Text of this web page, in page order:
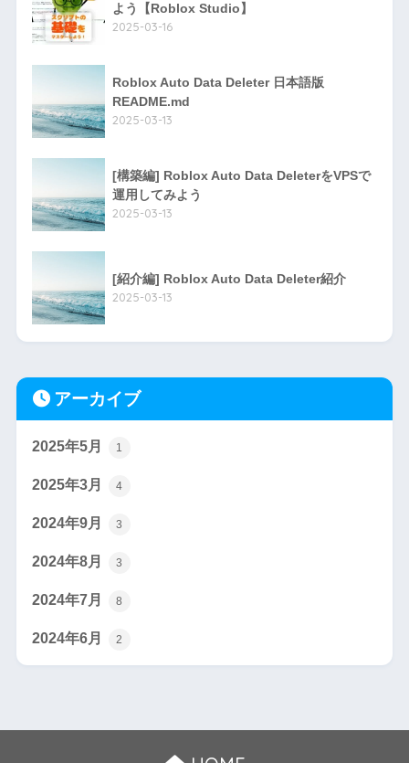
よう【Roblox Studio】
2025-03-16
Roblox Auto Data Deleter 日本語版
README.md
2025-03-13
[構築編] Roblox Auto Data DeleterをVPSで
運用してみよう
2025-03-13
[紹介編] Roblox Auto Data Deleter紹介
2025-03-13
アーカイブ
2025年5月 1
2025年3月 4
2024年9月 3
2024年8月 3
2024年7月 8
2024年6月 2